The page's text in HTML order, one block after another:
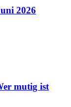
2026
mutig ist